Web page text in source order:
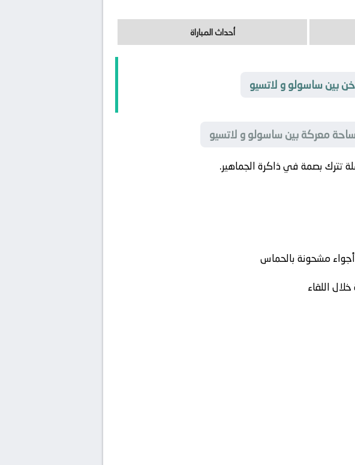
أحداث المباراة
بين ساسولو و لاتسيو
معركة بين ساسولو و لاتسيو
بصمة في ذاكرة الجماهير.
مشحونة بالحماس
اللقاء